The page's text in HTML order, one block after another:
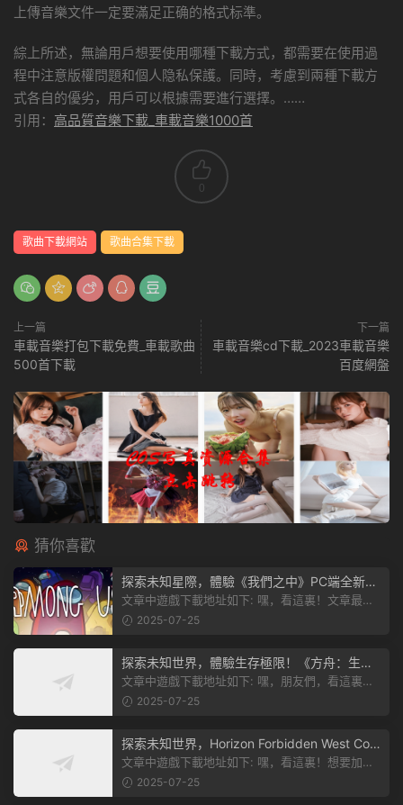
上傳音樂文件一定要滿足正确的格式标準。
綜上所述，無論用戶想要使用哪種下載方式，都需要在使用過
程中注意版權問題和個人隐私保護。同時，考慮到兩種下載方
式各自的優劣，用戶可以根據需要進行選擇。……
引用： 高品質音樂下載_車載音樂1000首
0
歌曲下載網站 歌曲合集下載
上一篇
車載音樂打包下載免費_車載歌曲
500首下載
下一篇
車載音樂cd下載_2023車載音樂
百度網盤
猜你喜歡
探索未知星際，體驗《我們之中》PC端全新版
本
文章中遊戲下載地址如下: 嘿，看這裏！文章最後
有個圖片，點一下就能加入我們遊...
2025-07-25
探索未知世界，體驗生存極限！《方舟：生存
飛升》v38.9中文版全新升級！
文章中遊戲下載地址如下: 嘿，朋友們，看這裏！
《方舟：生存飛升》這個遊戲超火...
2025-07-25
探索未知世界，Horizon Forbidden West Com
plete Edition正式發布！
文章中遊戲下載地址如下: 嘿，看這裏！想要加入
遊戲資源分享群，就點文章最後那...
2025-07-25